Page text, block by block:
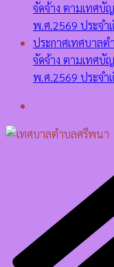
จัดจ้าง ตามเทศ
พ.ศ.2569 ประจำ
ประกาศเทศบาลต
จัดจ้าง ตามเทศ
พ.ศ.2569 ประจ